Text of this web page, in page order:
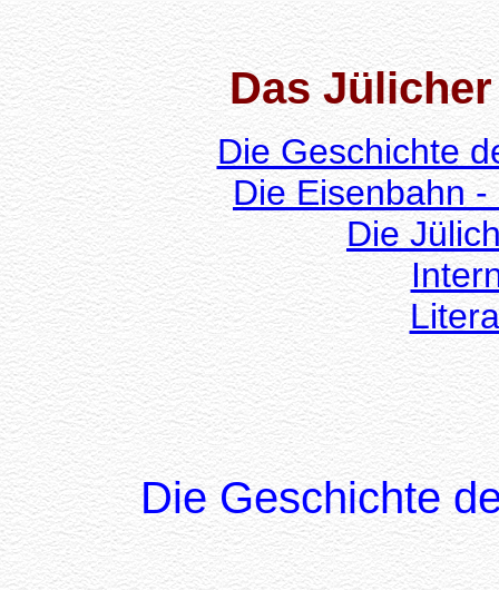
Das
Die Geschichte
Die Eisenbahn
Die
Die Geschichte